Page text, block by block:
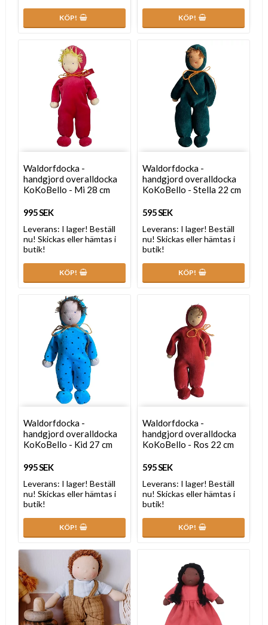
KÖP! KÖP!
Waldorfdocka -
handgjord overalldocka
KoKoBello - Mi 28 cm
995 SEK
Leverans: I lager! Beställ
nu! Skickas eller hämtas i
butik!
KÖP!
Waldorfdocka -
handgjord overalldocka
KoKoBello - Stella 22 cm
595 SEK
Leverans: I lager! Beställ
nu! Skickas eller hämtas i
butik!
KÖP!
Waldorfdocka -
handgjord overalldocka
KoKoBello - Kid 27 cm
995 SEK
Leverans: I lager! Beställ
nu! Skickas eller hämtas i
butik!
KÖP!
Waldorfdocka -
handgjord overalldocka
KoKoBello - Ros 22 cm
595 SEK
Leverans: I lager! Beställ
nu! Skickas eller hämtas i
butik!
KÖP!